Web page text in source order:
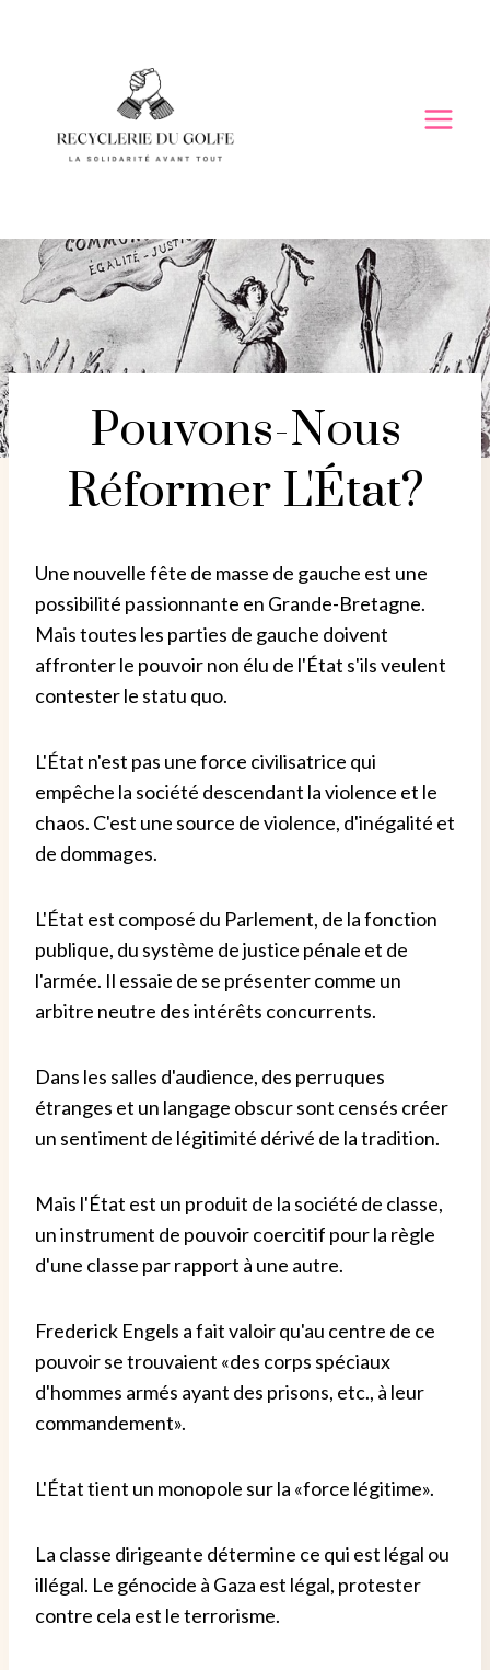
Pouvons-Nous
Réformer L'État?
Une nouvelle fête de masse de gauche est une
possibilité passionnante en Grande-Bretagne.
Mais toutes les parties de gauche doivent
affronter le pouvoir non élu de l'État s'ils veulent
contester le statu quo.
L'État n'est pas une force civilisatrice qui
empêche la société descendant la violence et le
chaos. C'est une source de violence, d'inégalité et
de dommages.
L'État est composé du Parlement, de la fonction
publique, du système de justice pénale et de
l'armée. Il essaie de se présenter comme un
arbitre neutre des intérêts concurrents.
Dans les salles d'audience, des perruques
étranges et un langage obscur sont censés créer
un sentiment de légitimité dérivé de la tradition.
Mais l'État est un produit de la société de classe,
un instrument de pouvoir coercitif pour la règle
d'une classe par rapport à une autre.
Frederick Engels a fait valoir qu'au centre de ce
pouvoir se trouvaient «des corps spéciaux
d'hommes armés ayant des prisons, etc., à leur
commandement».
L'État tient un monopole sur la «force légitime».
La classe dirigeante détermine ce qui est légal ou
illégal. Le génocide à Gaza est légal, protester
contre cela est le terrorisme.